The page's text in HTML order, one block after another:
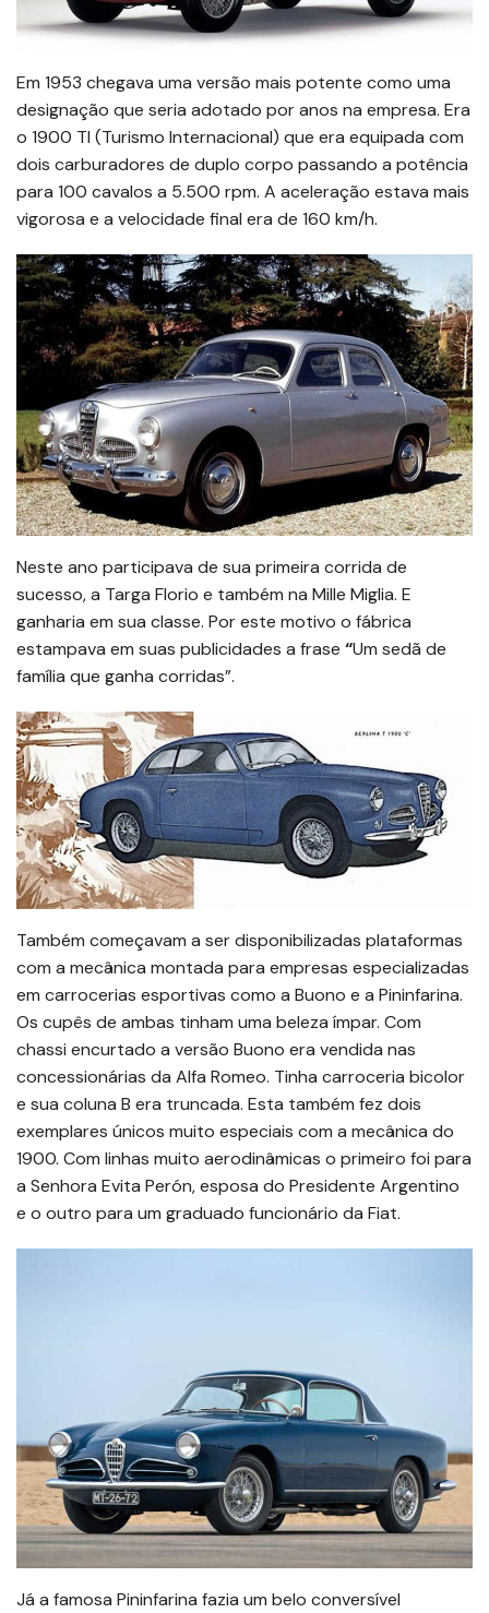
Em 1953 chegava uma versão mais potente como uma
designação que seria adotado por anos na empresa. Era
o 1900 TI (Turismo Internacional) que era equipada com
dois carburadores de duplo corpo passando a potência
para 100 cavalos a 5.500 rpm. A aceleração estava mais
vigorosa e a velocidade final era de 160 km/h.
Neste ano participava de sua primeira corrida de
sucesso, a Targa Florio e também na Mille Miglia. E
ganharia em sua classe. Por este motivo o fábrica
estampava em suas publicidades a frase “Um sedã de
família que ganha corridas”.
Também começavam a ser disponibilizadas plataformas
com a mecânica montada para empresas especializadas
em carrocerias esportivas como a Buono e a Pininfarina.
Os cupês de ambas tinham uma beleza ímpar. Com
chassi encurtado a versão Buono era vendida nas
concessionárias da Alfa Romeo. Tinha carroceria bicolor
e sua coluna B era truncada. Esta também fez dois
exemplares únicos muito especiais com a mecânica do
1900. Com linhas muito aerodinâmicas o primeiro foi para
a Senhora Evita Perón, esposa do Presidente Argentino
e o outro para um graduado funcionário da Fiat.
Já a famosa Pininfarina fazia um belo conversível